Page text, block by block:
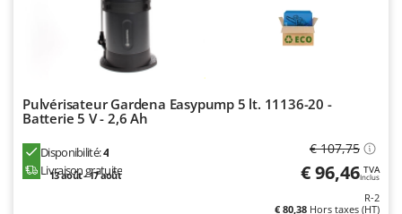
Tornado
Tre Spade
Trev - Abrek - TecnoVIR
Pulvérisateur Gardena Easypump 5 lt. 11136-20 -
Batterie 5 V - 2,6 Ah
Disponibilité:4
Livraison gratuite
13 août - 17 août
€ 107,75
€ 96,46 TVA
Inclus
R-2
€ 80,38 Hors taxes (HT)